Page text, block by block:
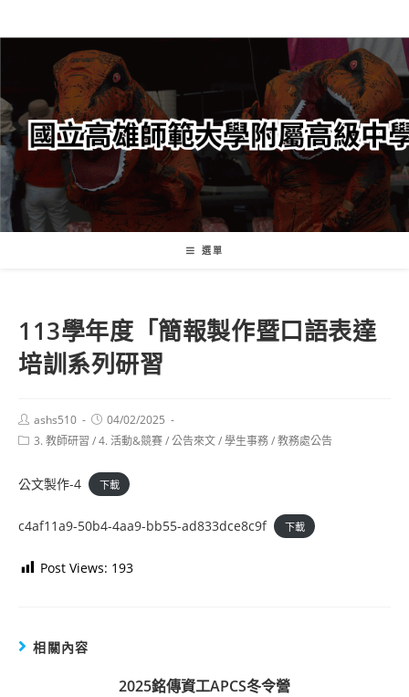
轉
要
內
容
選單
113學年度「簡報製作暨口語表達
培訓系列研習
Post
author:
ashs510
Post
published:
04/02/2025
Post3. 教師研習 /4. 活動&競賽/公告來文/學生事務/教務處公告
公文製作-4 下載
c4af11a9-50b4-4aa9-bb55-ad833dce8c9f 下載
Post Views: 193
相關內容
2025銘傳資工APCS冬令營